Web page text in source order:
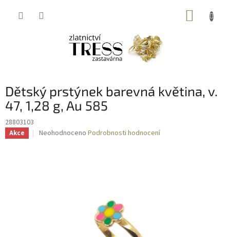
Dětský prstýnek barevná květina, v.
47, 1,28 g, Au 585
28803103
Akce
Průměrné
Neohodnoceno Podrobnosti hodnocení